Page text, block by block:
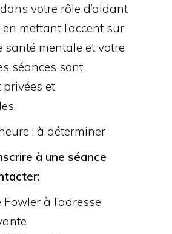
votre rôle d’aidant
mettant l’accent sur
santé mentale et votre
séances sont
et
: à déterminer
à une séance
à l’adresse